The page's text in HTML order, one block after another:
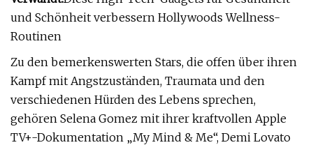
und Schönheit verbessern Hollywoods Wellness-
Routinen
Zu den bemerkenswerten Stars, die offen über ihren
Kampf mit Angstzuständen, Traumata und den
verschiedenen Hürden des Lebens sprechen,
gehören Selena Gomez mit ihrer kraftvollen Apple
TV+-Dokumentation „My Mind & Me“, Demi Lovato